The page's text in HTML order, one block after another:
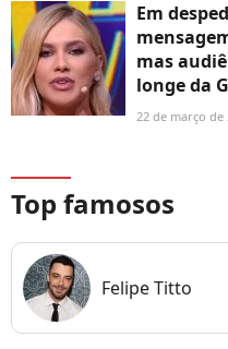
Em
mas
longe da
22 de março de
Top famosos
Felipe Titto